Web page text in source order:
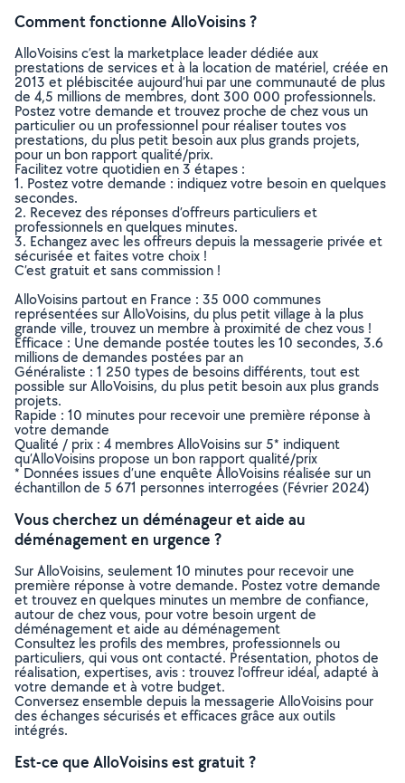
Comment fonctionne AlloVoisins ?
AlloVoisins c’est la marketplace leader dédiée aux
prestations de services et à la location de matériel, créée en
2013 et plébiscitée aujourd’hui par une communauté de plus
de 4,5 millions de membres, dont 300 000 professionnels.
Postez votre demande et trouvez proche de chez vous un
particulier ou un professionnel pour réaliser toutes vos
prestations, du plus petit besoin aux plus grands projets,
pour un bon rapport qualité/prix.
Facilitez votre quotidien en 3 étapes :
1. Postez votre demande : indiquez votre besoin en quelques
secondes.
2. Recevez des réponses d’offreurs particuliers et
professionnels en quelques minutes.
3. Echangez avec les offreurs depuis la messagerie privée et
sécurisée et faites votre choix !
C’est gratuit et sans commission !
AlloVoisins partout en France : 35 000 communes
représentées sur AlloVoisins, du plus petit village à la plus
grande ville, trouvez un membre à proximité de chez vous !
Efficace : Une demande postée toutes les 10 secondes, 3.6
millions de demandes postées par an
Généraliste : 1 250 types de besoins différents, tout est
possible sur AlloVoisins, du plus petit besoin aux plus grands
projets.
Rapide : 10 minutes pour recevoir une première réponse à
votre demande
Qualité / prix : 4 membres AlloVoisins sur 5* indiquent
qu’AlloVoisins propose un bon rapport qualité/prix
* Données issues d’une enquête AlloVoisins réalisée sur un
échantillon de 5 671 personnes interrogées (Février 2024)
Vous cherchez un déménageur et aide au
déménagement en urgence ?
Sur AlloVoisins, seulement 10 minutes pour recevoir une
première réponse à votre demande. Postez votre demande
et trouvez en quelques minutes un membre de confiance,
autour de chez vous, pour votre besoin urgent de
déménagement et aide au déménagement
Consultez les profils des membres, professionnels ou
particuliers, qui vous ont contacté. Présentation, photos de
réalisation, expertises, avis : trouvez l'offreur idéal, adapté à
votre demande et à votre budget.
Conversez ensemble depuis la messagerie AlloVoisins pour
des échanges sécurisés et efficaces grâce aux outils
intégrés.
Est-ce que AlloVoisins est gratuit ?